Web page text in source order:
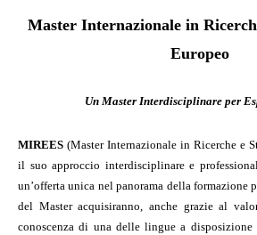
Master Internazionale in
Europeo
Un Master Interdisciplinare per
MIREES (Master Internazionale in Ricerche e
il suo approccio interdisciplinare e
un’offerta unica nel panorama della formazione
del Master acquisiranno, anche grazie al
conoscenza di una delle lingue a disposizione